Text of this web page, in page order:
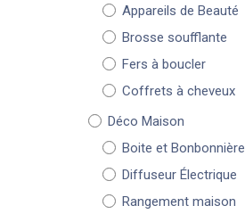
Appareils de Beauté
Brosse soufflante
Fers à boucler
Coffrets à cheveux
Déco Maison
Boite et Bonbonnière
Diffuseur Électrique
Rangement maison